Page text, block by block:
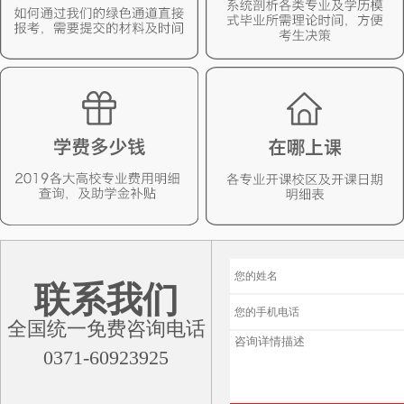
联系我们
全国统一免费咨询电话
0371-60923925